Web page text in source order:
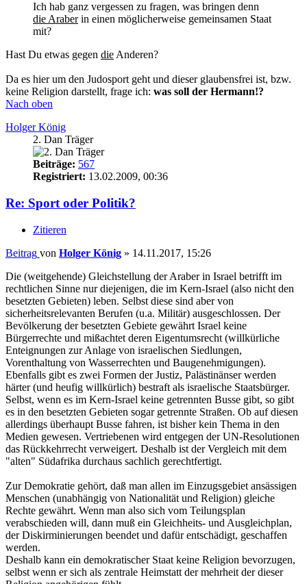
Ich hab ganz vergessen zu fragen, was bringen denn
die Araberin einen möglicherweise gemeinsamen Staat
mit?
Hast Du etwas gegen die Anderen?
Da es hier um den Judosport geht und dieser glaubensfrei ist, bzw.
keine Religion darstellt, frage ich: was soll der Hermann!?
Nach oben
Holger König
2. Dan Träger
Beiträge: 567
Registriert: 13.02.2009, 00:36
Re: Sport oder Politik?
Zitieren
Beitrag von Holger König » 14.11.2017, 15:26
Die (weitgehende) Gleichstellung der Araber in Israel betrifft im
rechtlichen Sinne nur diejenigen, die im Kern-Israel (also nicht den
besetzten Gebieten) leben. Selbst diese sind aber von
sicherheitsrelevanten Berufen (u.a. Militär) ausgeschlossen. Der
Bevölkerung der besetzten Gebiete gewährt Israel keine
Bürgerrechte und mißachtet deren Eigentumsrecht (willkürliche
Enteignungen zur Anlage von israelischen Siedlungen,
Vorenthaltung von Wasserrechten und Baugenehmigungen).
Ebenfalls gibt es zwei Formen der Justiz, Palästinänser werden
härter (und heufig willkürlich) bestraft als israelische Staatsbürger.
Selbst, wenn es im Kern-Israel keine getrennten Busse gibt, so gibt
es in den besetzten Gebieten sogar getrennte Straßen. Ob auf diesen
allerdings überhaupt Busse fahren, ist bisher kein Thema in den
Medien gewesen. Vertriebenen wird entgegen der UN-Resolutionen
das Rückkehrrecht verweigert. Deshalb ist der Vergleich mit dem
"alten" Südafrika durchaus sachlich gerechtfertigt.
Zur Demokratie gehört, daß man allen im Einzugsgebiet ansässigen
Menschen (unabhängig von Nationalität und Religion) gleiche
Rechte gewährt. Wenn man also sich vom Teilungsplan
verabschieden will, dann muß ein Gleichheits- und Ausgleichplan,
der Diskirminierungen beendet und dafür entschädigt, geschaffen
werden.
Deshalb kann ein demokratischer Staat keine Religion bevorzugen,
selbst wenn er sich als zentrale Heimstatt der mehrheit der dieser